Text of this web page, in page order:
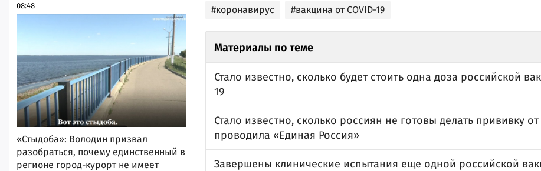
08:48
«Стыдоба»: Володин призвал
разобраться, почему единственный в
регионе город-курорт не имеет
#коронавирус #вакцина от COVID-19
Материалы по теме
Стало известно, сколько будет стоить одна доза российской
19
Стало известно, сколько россиян не готовы делать прививку от
проводила «Единая Россия»
Завершены клинические испытания еще одной российской